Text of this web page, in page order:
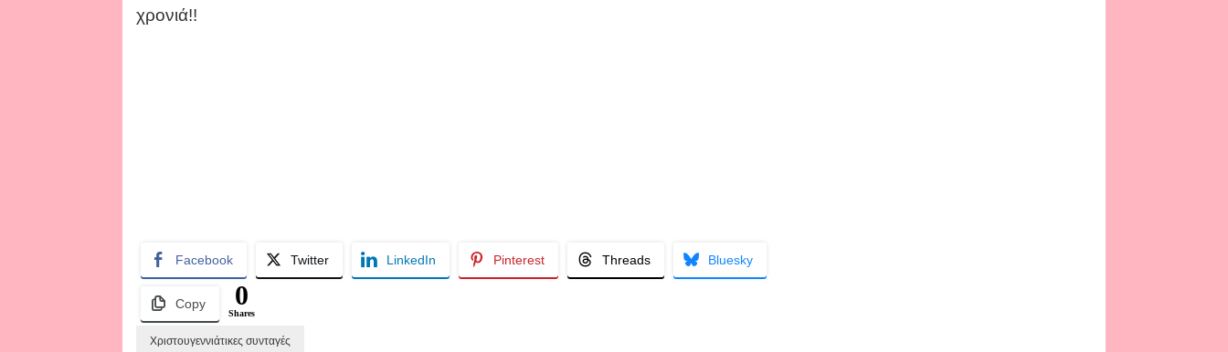
χρονιά!!
Facebook Twitter LinkedIn Pinterest Threads Bluesky
Copy 0
Shares
Χριστουγεννιάτικες συνταγές